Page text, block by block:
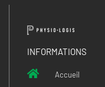
INFORMATIONS
Accueil